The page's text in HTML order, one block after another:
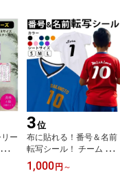
ー
英
級
3位
布に貼れる！番号＆名前
転写シール！ チーム ア
イロン サポーター 観戦
スポーツ ユニフォーム
1,000 円 ～